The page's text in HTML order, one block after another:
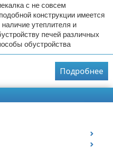
с не совсем
конструкции имеется
утеплителя и
печей различных
обустройства
Подробнее